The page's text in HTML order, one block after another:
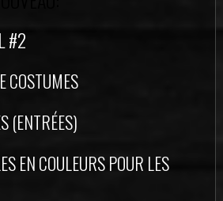
#2
COSTUMES
(ENTRÉES)
EN COULEURS POUR LES